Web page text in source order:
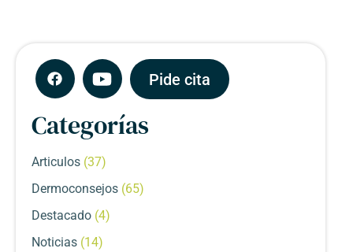
Pide cita
Categorías
Articulos (37)
Dermoconsejos (65)
Destacado (4)
Noticias (14)